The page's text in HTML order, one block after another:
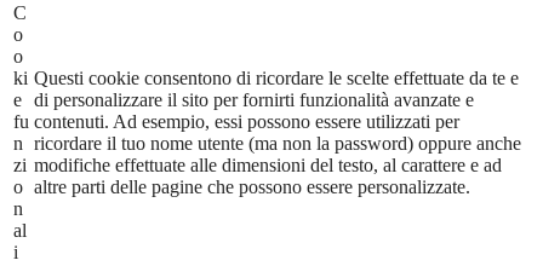
C
o
o
ki
e
fu
n
zi
o
n
al
i
Questi cookie consentono di ricordare le scelte effettuate da te e
di personalizzare il sito per fornirti funzionalità avanzate e
contenuti. Ad esempio, essi possono essere utilizzati per
ricordare il tuo nome utente (ma non la password) oppure anche
modifiche effettuate alle dimensioni del testo, al carattere e ad
altre parti delle pagine che possono essere personalizzate.